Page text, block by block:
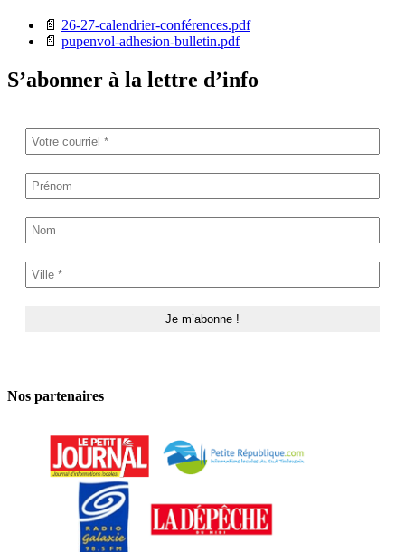
📄 26-27-calendrier-conférences.pdf
📄 pupenvol-adhesion-bulletin.pdf
S’abonner à la lettre d’info
Nos partenaires